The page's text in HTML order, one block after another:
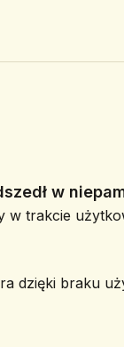
w
w trakcie
dzięki braku